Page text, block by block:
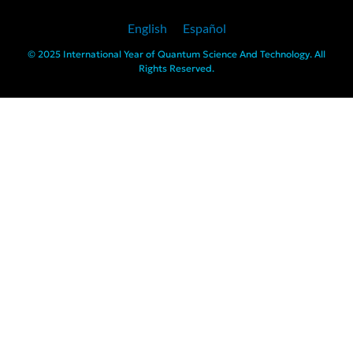
English Español
© 2025 International Year of Quantum Science And Technology. All
Rights Reserved.